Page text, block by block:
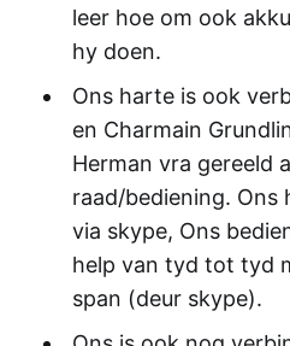
leer hoe om ook
hy doen.
Ons harte is ook
en Charmain
Herman vra gereeld
raad/bediening. Ons
via skype, Ons
help van tyd tot tyd
span (deur skype).